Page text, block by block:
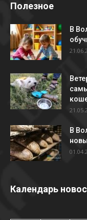
Полезное
В
В
Календарь